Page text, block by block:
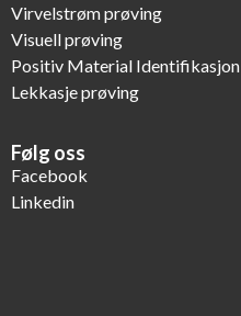
Virvelstrøm prøving
Visuell prøving
Positiv Material Identifikasjon
Lekkasje prøving
Følg oss
Facebook
Linkedin